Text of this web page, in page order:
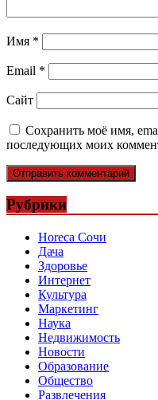
Имя *
Email *
Сайт
Сохранить моё имя,
последующих моих
Рубрики
Horeca Сочи
Дача
Здоровье
Интернет
Культура
Маркетинг
Наука
Недвижимость
Новости
Образование
Общество
Развлечения